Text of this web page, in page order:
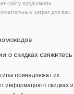
сайту продолжать
затрат для вас.
о скидках свяжитесь
принадлежат их
информацию о скидках и